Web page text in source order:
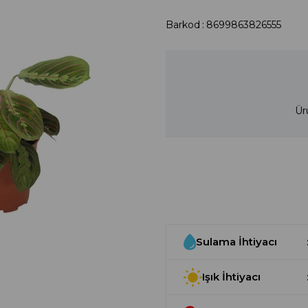
Barkod : 8699863826555
Sulama İhtiyacı
Işık İhtiyacı